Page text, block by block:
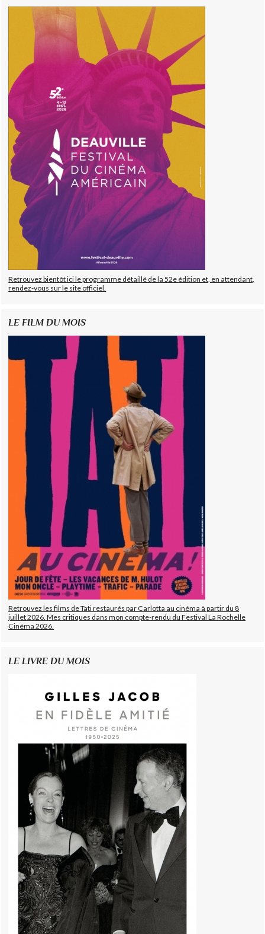
Retrouvez bientôt ici le programme détaillé de la 52e édition et, en attendant,
rendez-vous sur le site officiel.
LE FILM DU MOIS
Retrouvez les films de Tati restaurés par Carlotta au cinéma à partir du 8
juillet 2026. Mes critiques dans mon compte-rendu du Festival La Rochelle
Cinéma 2026.
LE LIVRE DU MOIS